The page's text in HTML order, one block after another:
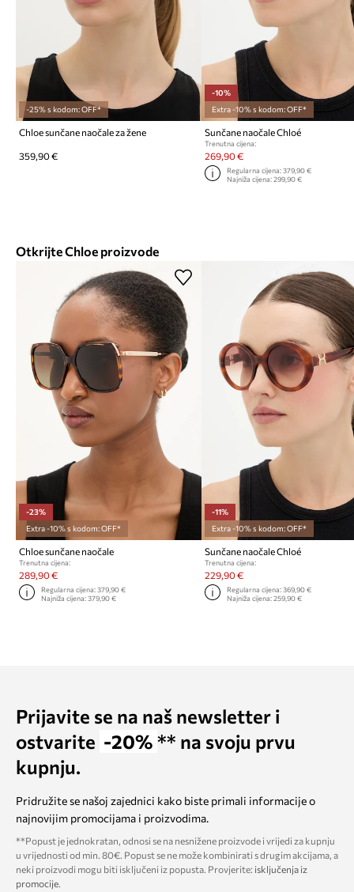
-25% s kodom: OFF*
Chloe sunčane naočale za žene
359,90 €
-10%
Extra -10% s kodom: OFF*
Sunčane naočale Chloé
Trenutna cijena:
269,90 €
Regularna cijena: 379,90 €
Najniža cijena: 299,90 €
Otkrijte Chloe proizvode
-23%
Extra -10% s kodom: OFF*
Chloe sunčane naočale
Trenutna cijena:
289,90 €
Regularna cijena:379,90 €
Najniža cijena:379,90 €
-11%
Extra -10% s kodom: OFF*
Sunčane naočale Chloé
Trenutna cijena:
229,90 €
Regularna cijena: 369,90 €
Najniža cijena: 259,90 €
Prijavite se na naš newsletter i
ostvarite -20% ** na svoju prvu
kupnju.
Pridružite se našoj zajednici kako biste primali informacije o
najnovijim promocijama i proizvodima.
**Popust je jednokratan, odnosi se na nesnižene proizvode i vrijedi za kupnju
u vrijednosti od min. 80€. Popust se ne može kombinirati s drugim akcijama, a
neki proizvodi mogu biti isključeni iz popusta. Provjerite: isključenja iz
promocije.